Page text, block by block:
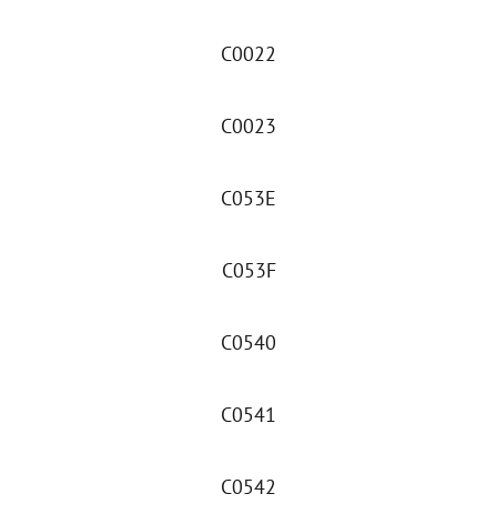
C0022
C0023
C053E
C053F
C0540
C0541
C0542